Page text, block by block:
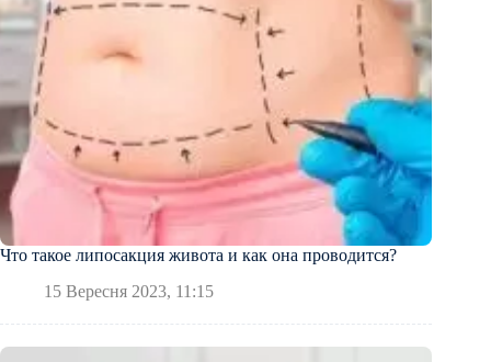
Что такое липосакция живота и как она проводится?
15 Вересня 2023, 11:15